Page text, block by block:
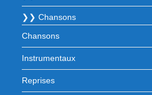
❯❯ Chansons
Chansons
Instrumentaux
Reprises